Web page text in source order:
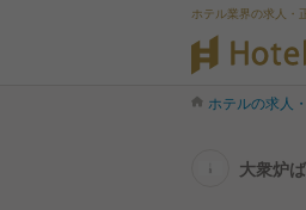
ホテル業界の求人・
ホテルの求人
大衆炉